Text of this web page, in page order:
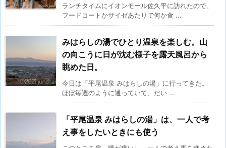
ランチタイムにイオンモール佐久平に訪れたので、
フードコートかサイゼあたりで何か食 ...
みはらしの湯でひとり温泉を楽しむ。山
の向こうに日が沈む様子を露天風呂から
眺めた日。
今日は「平尾温泉 みはらしの湯」に行ってきた。
ほぼ毎週のように通っていて、だい ...
「平尾温泉 みはらしの湯」は、一人で考
え事をしたいときにも使う